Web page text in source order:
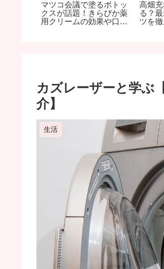
マツコ会議で塗るボトッ
クスが話題！きらびか薬
用クリームの効果や口コ
高畑
る？
ツを徹
カズレーザーと学ぶ
介】
生活